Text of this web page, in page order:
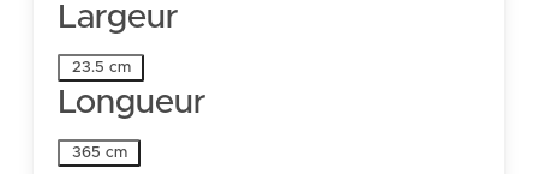
Largeur
Largeur
23.5 cm
Longueur
Longueur
365 cm